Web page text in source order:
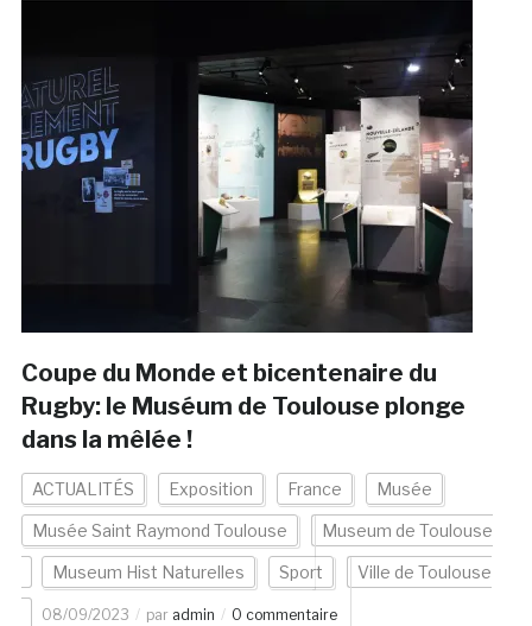
Coupe du Monde et bicentenaire du
Rugby: le Muséum de Toulouse plonge
dans la mêlée !
ACTUALITÉS Exposition France Musée
Musée Saint Raymond Toulouse Museum de Toulouse
Museum Hist Naturelles Sport Ville de Toulouse
08/09/2023 par admin 0 commentaire